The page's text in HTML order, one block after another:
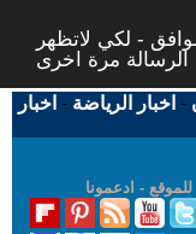
- لكي لاتظهر
- اخبار الرياضة - اخبار
للموقع - ادعمونا